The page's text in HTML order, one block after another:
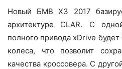
Новый БМВ Х3 2017
архитектуре CLAR. С
полного привода xDrive
колеса, что позволит
качества кроссовера. С